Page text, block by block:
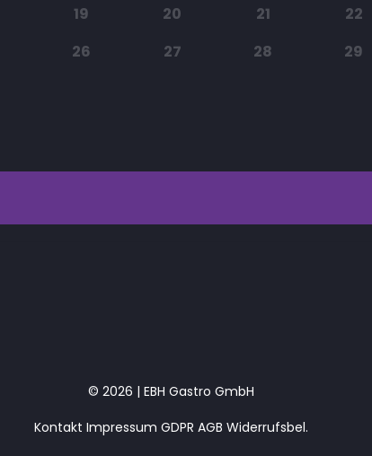
19 20 21 22
26 27 28 29
© 2026 | EBH Gastro GmbH
Kontakt Impressum GDPR AGB Widerrufsbel.